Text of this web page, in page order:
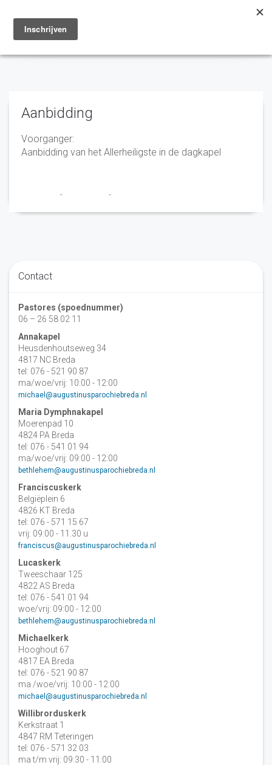
Toggle
navigation
Aanbidding
Voorganger:
Aanbidding van het Allerheiligste in de dagkapel
- -
Contact
Pastores (spoednummer)
06 – 26 58 02 11
Annakapel
Heusdenhoutseweg 34
4817 NC Breda
tel: 076 - 521 90 87
ma/woe/vrij: 10:00 - 12:00
michael@augustinusparochiebreda.nl
Maria Dymphnakapel
Moerenpad 10
4824 PA Breda
tel: 076 - 541 01 94
ma/woe/vrij: 09:00 - 12:00
bethlehem@augustinusparochiebreda.nl
Franciscuskerk
Belgiëplein 6
4826 KT Breda
tel: 076 - 571 15 67
vrij: 09:00 - 11.30 u
franciscus@augustinusparochiebreda.nl
Lucaskerk
Tweeschaar 125
4822 AS Breda
tel: 076 - 541 01 94
woe/vrij: 09:00 - 12:00
bethlehem@augustinusparochiebreda.nl
Michaelkerk
Hooghout 67
4817 EA Breda
tel: 076 - 521 90 87
ma /woe/vrij: 10:00 - 12:00
michael@augustinusparochiebreda.nl
Willibrorduskerk
Kerkstraat 1
4847 RM Teteringen
tel: 076 - 571 32 03
ma t/m vrij: 09:30 - 11:00